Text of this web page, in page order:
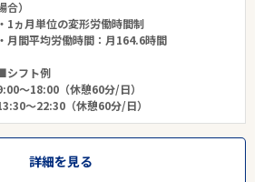
合）
・1ヵ月単位の変形労働時間制
・月間平均労働時間：月164.6時間
シフト例
～18:00（休憩60分/日）
～22:30（休憩60分/日）
詳細を見る